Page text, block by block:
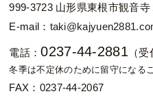
999-3723 山形県東根市観音寺
E-mail：
電話：0237-44-2881 （
冬季は不定休のために留守になる
FAX：0237-44-2067